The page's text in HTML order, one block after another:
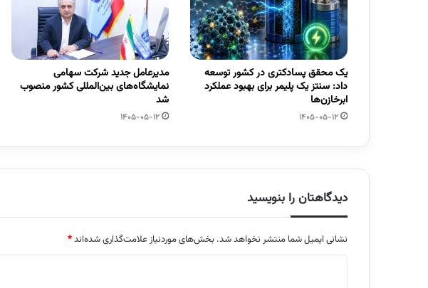
یک محقق پسادکتری در کشور توسعه
داد: سنتز یک پلیمر برای بهبود عملکرد
ابرخازن‌ها
1405-05-12
مدیرعامل جدید شرکت سهامی
نمایشگاه‌های بین‌المللی کشور منصوب
شد
1405-05-12
دیدگاهتان را بنویسید
نشانی ایمیل شما منتشر نخواهد شد. بخش‌های موردنیاز علامت‌گذاری شده‌اند*